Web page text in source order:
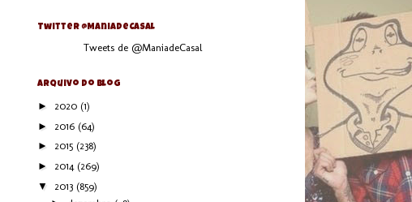
Twitter @ManiaDeCasal
Tweets de @ManiadeCasal
Arquivo do blog
► 2020 (1)
► 2016 (64)
► 2015 (238)
► 2014 (269)
▼ 2013 (859)